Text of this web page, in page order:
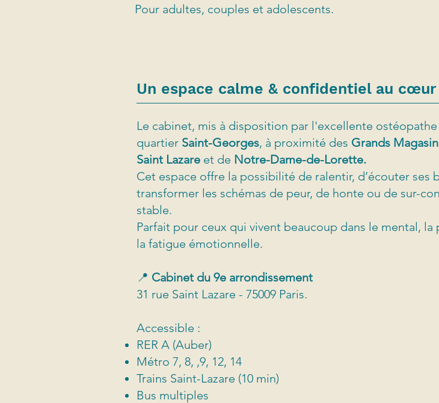
Pour adultes, couples et adolescents.
Un espace calme & confidentiel au
Le cabinet, mis à disposition par l'excellente
quartier Saint-Georges, à proximité des Grands
Saint Lazare et de Notre-Dame-de-Lorette.
Cet espace offre la possibilité de ralentir, d’écouter ses
transformer les schémas de peur, de honte ou de sur-
stable.
Parfait pour ceux qui vivent beaucoup dans le mental,
la fatigue émotionnelle.
📍 Cabinet du 9e arrondissement
31 rue Saint Lazare - 75009 Paris.
Accessible :
RER A (Auber)
Métro 7, 8, ,9, 12, 14
Trains Saint-Lazare (10 min)
Bus multiples